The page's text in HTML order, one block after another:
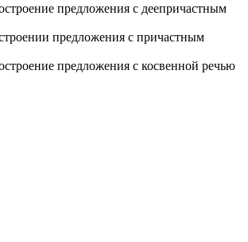
предложения с деепричастным
предложения с причастным
предложения с косвенной речью